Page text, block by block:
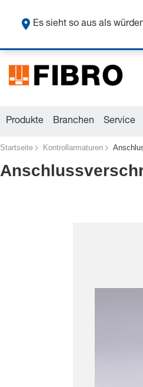
Produkte Branchen Service
Startseite Kontrollarmaturen
Es sieht so aus als